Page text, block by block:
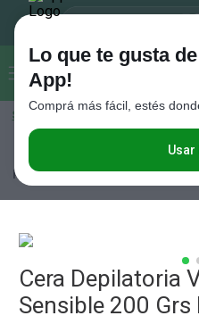
Buscar...
Seleccioná el método de entrega
Lo que te gusta
App!
Comprá más fácil, estés
Usar
Cuidado Personal
para Piel Sensible 200 Grs Depimiel
Cera Depilatoria
Sensible 200 Grs
Términos más buscados
.
Cerveza
Galletitas
Juguetes